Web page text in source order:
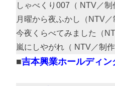
しゃべくり007（ NTV／制
月曜から夜ふかし（NTV／
今夜くらべてみました（
嵐にしやがれ（ NTV／制作
吉本興業ホールディン